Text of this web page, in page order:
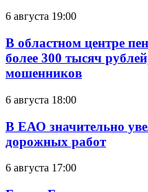
6 августа 19:00
В областном центре
более 300 тысяч
мошенников
6 августа 18:00
В ЕАО значительно
дорожных работ
6 августа 17:00